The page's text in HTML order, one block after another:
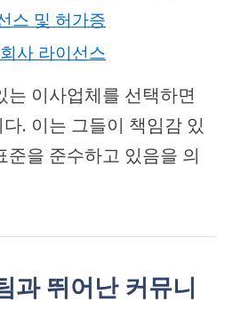
스 및 허가증
사 라이선스
는 이사업체를 선택하면
. 이는 그들이 책임감 있
을 준수하고 있음을 의
과 뛰어난 커뮤니